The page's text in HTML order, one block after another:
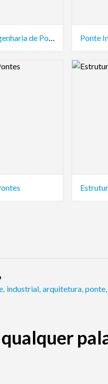
Infraestrutura de Engenharia de Pontes Ponte
Logo
, industrial, arquitetura, ponte,